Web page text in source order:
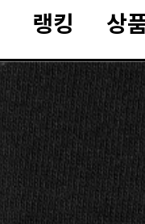
랭킹 상